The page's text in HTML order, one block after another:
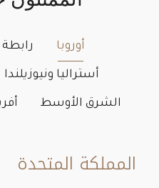
أوروبا
أستراليا ونيوزيلندا
الشرق الأوسط
المملكة المتحدة